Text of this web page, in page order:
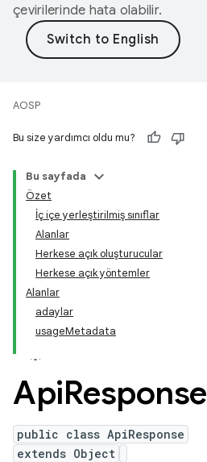
çevirilerinde hata olabilir.
AOSP
Bu size yardımcı oldu mu?
Bu sayfada
Özet
İç içe yerleştirilmiş sınıflar
Alanlar
Herkese açık oluşturucular
Herkese açık yöntemler
Alanlar
adaylar
usageMetadata
ApiResponse
public class ApiResponse
extends Object